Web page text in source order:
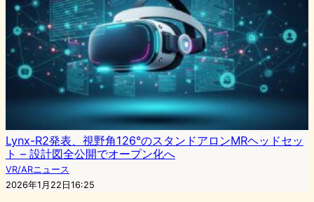
Lynx-R2発表、視野角126°のスタンドアロンMRヘッドセッ
ト – 設計図全公開でオープン化へ
VR/ARニュース
2026年1月22日16:25